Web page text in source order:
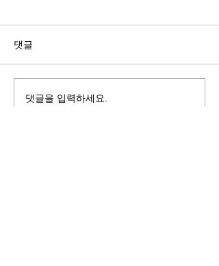
쓰러지는데는 이유가 있다 (사
댓글
댓글을 입력하세요.